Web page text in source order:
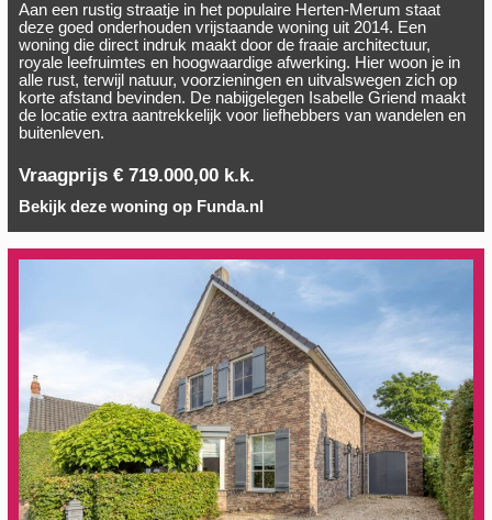
Aan een rustig straatje in het populaire Herten-Merum staat
deze goed onderhouden vrijstaande woning uit 2014. Een
woning die direct indruk maakt door de fraaie architectuur,
royale leefruimtes en hoogwaardige afwerking. Hier woon je in
alle rust, terwijl natuur, voorzieningen en uitvalswegen zich op
korte afstand bevinden. De nabijgelegen Isabelle Griend maakt
de locatie extra aantrekkelijk voor liefhebbers van wandelen en
buitenleven.
Vraagprijs € 719.000,00 k.k.
Bekijk deze woning op Funda.nl